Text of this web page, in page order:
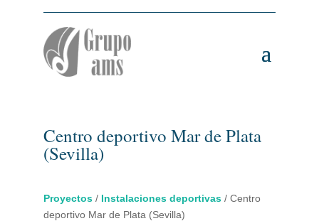
Centro deportivo Mar de Plata
(Sevilla)
Proyectos/ Instalaciones deportivas/ Centro
deportivo Mar de Plata (Sevilla)